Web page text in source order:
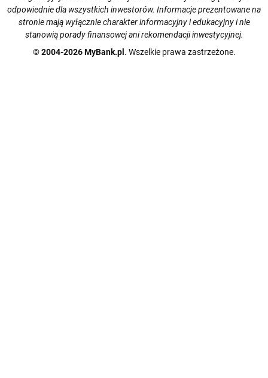
odpowiednie dla wszystkich inwestorów. Informacje prezentowane na
stronie mają wyłącznie charakter informacyjny i edukacyjny i nie
stanowią porady finansowej ani rekomendacji inwestycyjnej.
© 2004-2026 MyBank.pl. Wszelkie prawa zastrzeżone.